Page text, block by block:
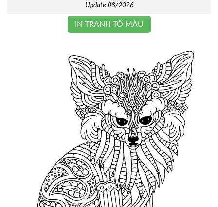
Update 08/2026
IN TRANH TÔ MÀU